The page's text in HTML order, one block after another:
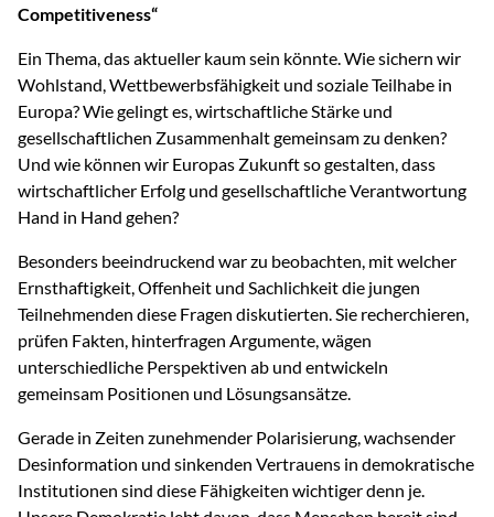
Competitiveness“
Ein Thema, das aktueller kaum sein könnte. Wie sichern wir
Wohlstand, Wettbewerbsfähigkeit und soziale Teilhabe in
Europa? Wie gelingt es, wirtschaftliche Stärke und
gesellschaftlichen Zusammenhalt gemeinsam zu denken?
Und wie können wir Europas Zukunft so gestalten, dass
wirtschaftlicher Erfolg und gesellschaftliche Verantwortung
Hand in Hand gehen?
Besonders beeindruckend war zu beobachten, mit welcher
Ernsthaftigkeit, Offenheit und Sachlichkeit die jungen
Teilnehmenden diese Fragen diskutierten. Sie recherchieren,
prüfen Fakten, hinterfragen Argumente, wägen
unterschiedliche Perspektiven ab und entwickeln
gemeinsam Positionen und Lösungsansätze.
Gerade in Zeiten zunehmender Polarisierung, wachsender
Desinformation und sinkenden Vertrauens in demokratische
Institutionen sind diese Fähigkeiten wichtiger denn je.